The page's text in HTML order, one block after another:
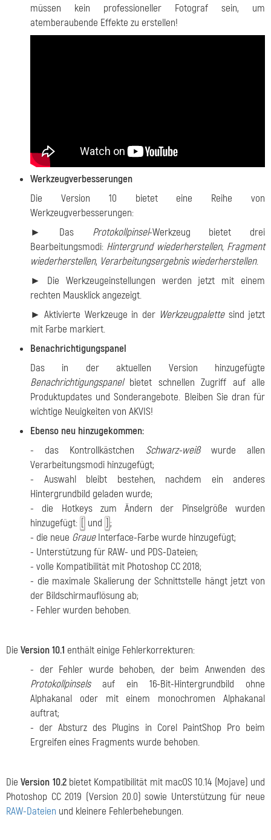
müssen kein professioneller Fotograf sein, um
atemberaubende Effekte zu erstellen!
Werkzeugverbesserungen
Die Version 10 bietet eine Reihe von
Werkzeugverbesserungen:
► Das Protokollpinsel-Werkzeug bietet drei
Bearbeitungsmodi: Hintergrund wiederherstellen, Fragment
wiederherstellen, Verarbeitungsergebnis wiederherstellen.
► Die Werkzeugeinstellungen werden jetzt mit einem
rechten Mausklick angezeigt.
► Aktivierte Werkzeuge in der Werkzeugpalettesind jetzt
mit Farbe markiert.
Benachrichtigungspanel
Das in der aktuellen Version hinzugefügte
Benachrichtigungspanelbietet schnellen Zugriff auf alle
Produktupdates und Sonderangebote. Bleiben Sie dran für
wichtige Neuigkeiten von AKVIS!
Ebenso neu hinzugekommen:
- das Kontrollkästchen Schwarz-weißwurde allen
Verarbeitungsmodi hinzugefügt;
- Auswahl bleibt bestehen, nachdem ein anderes
Hintergrundbild geladen wurde;
- die Hotkeys zum Ändern der Pinselgröße wurden
hinzugefügt:
und
;
- die neue GraueInterface-Farbe wurde hinzugefügt;
- Unterstützung für RAW- und PDS-Dateien;
- volle Kompatibilität mit Photoshop CC 2018;
- die maximale Skalierung der Schnittstelle hängt jetzt von
der Bildschirmauflösung ab;
- Fehler wurden behoben.
Die Version 10.1 enthält einige Fehlerkorrekturen:
- der Fehler wurde behoben, der beim Anwenden des
Protokollpinselsauf ein 16-Bit-Hintergrundbild ohne
Alphakanal oder mit einem monochromen Alphakanal
auftrat;
- der Absturz des Plugins in Corel PaintShop Pro beim
Ergreifen eines Fragments wurde behoben.
DieVersion 10.2bietet Kompatibilität mit macOS 10.14 (Mojave) und
Photoshop CC 2019 (Version 20.0) sowie Unterstützung für neue
RAW-Dateien und kleinere Fehlerbehebungen.